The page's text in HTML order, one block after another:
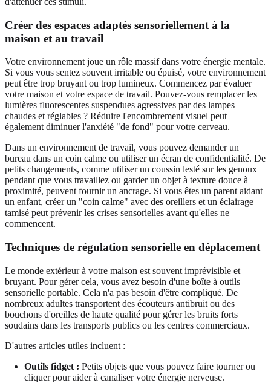
Créer des espaces adaptés sensoriellement à la
maison et au travail
Votre environnement joue un rôle massif dans votre énergie mentale.
Si vous vous sentez souvent irritable ou épuisé, votre environnement
peut être trop bruyant ou trop lumineux. Commencez par évaluer
votre maison et votre espace de travail. Pouvez-vous remplacer les
lumières fluorescentes suspendues agressives par des lampes
chaudes et réglables ? Réduire l'encombrement visuel peut
également diminuer l'anxiété "de fond" pour votre cerveau.
Dans un environnement de travail, vous pouvez demander un
bureau dans un coin calme ou utiliser un écran de confidentialité. De
petits changements, comme utiliser un coussin lesté sur les genoux
pendant que vous travaillez ou garder un objet à texture douce à
proximité, peuvent fournir un ancrage. Si vous êtes un parent aidant
un enfant, créer un "coin calme" avec des oreillers et un éclairage
tamisé peut prévenir les crises sensorielles avant qu'elles ne
commencent.
Techniques de régulation sensorielle en déplacement
Le monde extérieur à votre maison est souvent imprévisible et
bruyant. Pour gérer cela, vous avez besoin d'une boîte à outils
sensorielle portable. Cela n'a pas besoin d'être compliqué. De
nombreux adultes transportent des écouteurs antibruit ou des
bouchons d'oreilles de haute qualité pour gérer les bruits forts
soudains dans les transports publics ou les centres commerciaux.
D'autres articles utiles incluent :
Outils fidget : Petits objets que vous pouvez faire tourner ou
cliquer pour aider à canaliser votre énergie nerveuse.